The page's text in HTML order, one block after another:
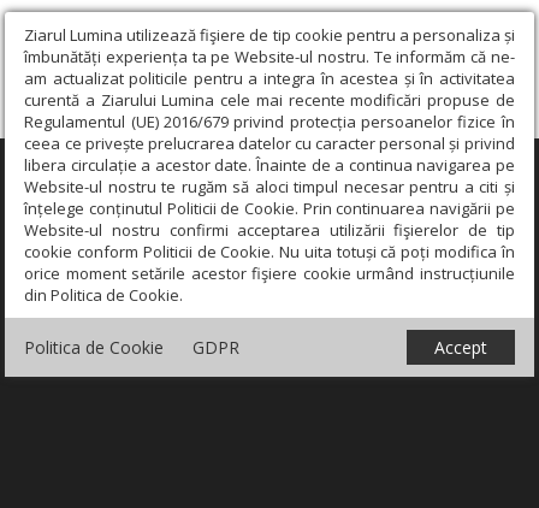
Ziarul Lumina utilizează fişiere de tip cookie pentru a personaliza și
îmbunătăți experiența ta pe Website-ul nostru. Te informăm că ne-
am actualizat politicile pentru a integra în acestea și în activitatea
curentă a Ziarului Lumina cele mai recente modificări propuse de
Regulamentul (UE) 2016/679 privind protecția persoanelor fizice în
ceea ce privește prelucrarea datelor cu caracter personal și privind
libera circulație a acestor date. Înainte de a continua navigarea pe
Website-ul nostru te rugăm să aloci timpul necesar pentru a citi și
înțelege conținutul Politicii de Cookie. Prin continuarea navigării pe
Website-ul nostru confirmi acceptarea utilizării fişierelor de tip
cookie conform Politicii de Cookie. Nu uita totuși că poți modifica în
orice moment setările acestor fişiere cookie urmând instrucțiunile
din Politica de Cookie.
Politica de Cookie GDPR Accept
×